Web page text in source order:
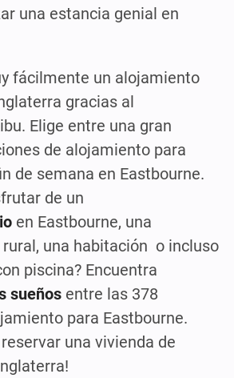
una estancia genial en
fácilmente un alojamiento
gracias al
Elige entre una gran
de alojamiento para
de semana en Eastbourne.
de un
en Eastbourne, una
una habitación o incluso
piscina? Encuentra
sueños entre las 378
para Eastbourne.
una vivienda de